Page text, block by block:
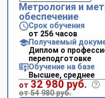
Метрология и
обеспечение
Срок обучения
от 256 часов
Получаемый
Диплом о
переподготовке
Обучение на базе
Высшее, среднее
от 32 980 руб.
от 54 980 руб.